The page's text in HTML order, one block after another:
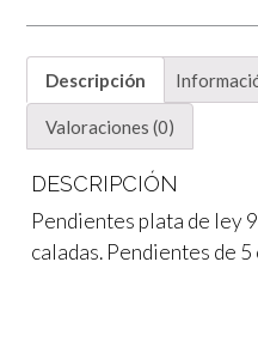
Descripción
Valoraciones (0)
DESCRIPCIÓN
Pendientes plata de ley
caladas. Pendientes de 5